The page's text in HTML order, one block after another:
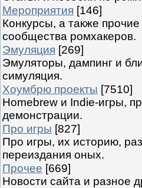
Мероприятия [146]
Конкурсы, а также
сообщества ромхакеров.
Эмуляция [269]
Эмуляторы, дампинг и
симуляция.
Хоумбрю проекты [7510]
Homebrew и Indie-игры,
демонстрации.
Про игры [827]
Про игры, их историю,
переиздания оных.
Прочее [669]
Новости сайта и разное